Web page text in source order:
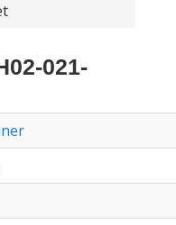
021-